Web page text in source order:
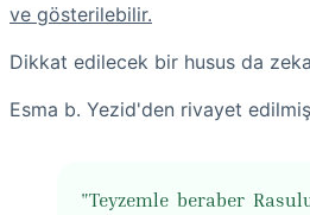
ve gösterilebilir.
Dikkat edilecek bir husus da
Esma b. Yezid'den rivayet
"Teyzemle beraber